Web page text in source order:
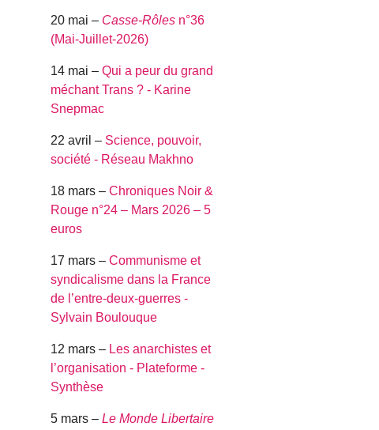
20 mai – Casse-Rôles n°36
(Mai-Juillet-2026)
14 mai –Qui a peur du grand
méchant Trans ? - Karine
Snepmac
22 avril – Science, pouvoir,
société - Réseau Makhno
18 mars –Chroniques Noir &
Rouge n°24 – Mars 2026 – 5
euros
17 mars –Communisme et
syndicalisme dans la France
de l’entre-deux-guerres -
Sylvain Boulouque
12 mars – Les anarchistes et
l’organisation - Plateforme -
Synthèse
5 mars –Le Monde Libertaire